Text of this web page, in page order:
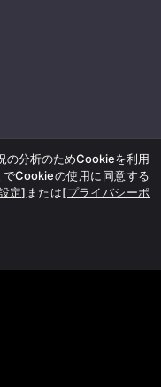
の分析のためCookieを利用
Cookieの使用に同意する
定] または[プライバシーポ